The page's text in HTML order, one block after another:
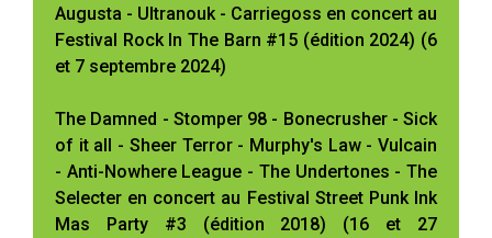
Augusta - Ultranouk - Carriegoss en concert au
Festival Rock In The Barn #15 (édition 2024) (6
et 7 septembre 2024)
The Damned - Stomper 98 - Bonecrusher - Sick
of it all - Sheer Terror - Murphy's Law - Vulcain
- Anti-Nowhere League - The Undertones - The
Selecter en concert au Festival Street Punk Ink
Mas Party #3 (édition 2018) (16 et 27